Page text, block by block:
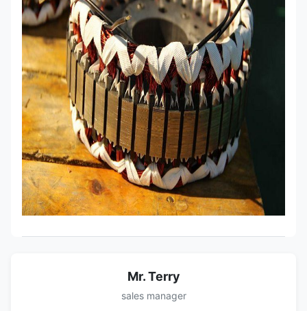
Mr. Terry
sales manager